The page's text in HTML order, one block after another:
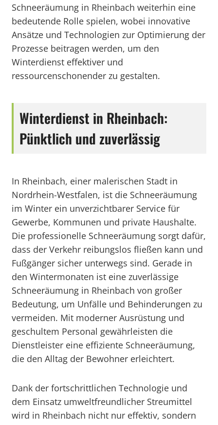
Schneeräumung in Rheinbach weiterhin eine
bedeutende Rolle spielen, wobei innovative
Ansätze und Technologien zur Optimierung der
Prozesse beitragen werden, um den
Winterdienst effektiver und
ressourcenschonender zu gestalten.
Winterdienst in Rheinbach:
Pünktlich und zuverlässig
In Rheinbach, einer malerischen Stadt in
Nordrhein-Westfalen, ist die Schneeräumung
im Winter ein unverzichtbarer Service für
Gewerbe, Kommunen und private Haushalte.
Die professionelle Schneeräumung sorgt dafür,
dass der Verkehr reibungslos fließen kann und
Fußgänger sicher unterwegs sind. Gerade in
den Wintermonaten ist eine zuverlässige
Schneeräumung in Rheinbach von großer
Bedeutung, um Unfälle und Behinderungen zu
vermeiden. Mit moderner Ausrüstung und
geschultem Personal gewährleisten die
Dienstleister eine effiziente Schneeräumung,
die den Alltag der Bewohner erleichtert.
Dank der fortschrittlichen Technologie und
dem Einsatz umweltfreundlicher Streumittel
wird in Rheinbach nicht nur effektiv, sondern